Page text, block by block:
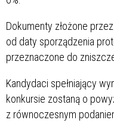
Dokumenty złożone
od daty sporządzenia
przeznaczone do
Kandydaci spełniający
konkursie zostaną o
z równoczesnym